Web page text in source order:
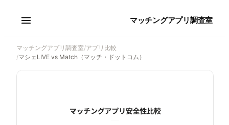
マッチングアプリ調査室
マッチングアプリ調査室/アプリ比較
/マシェLIVE vs Match（マッチ・ドットコム）